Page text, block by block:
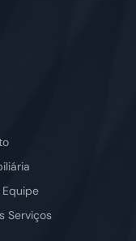
Equipe
Serviços